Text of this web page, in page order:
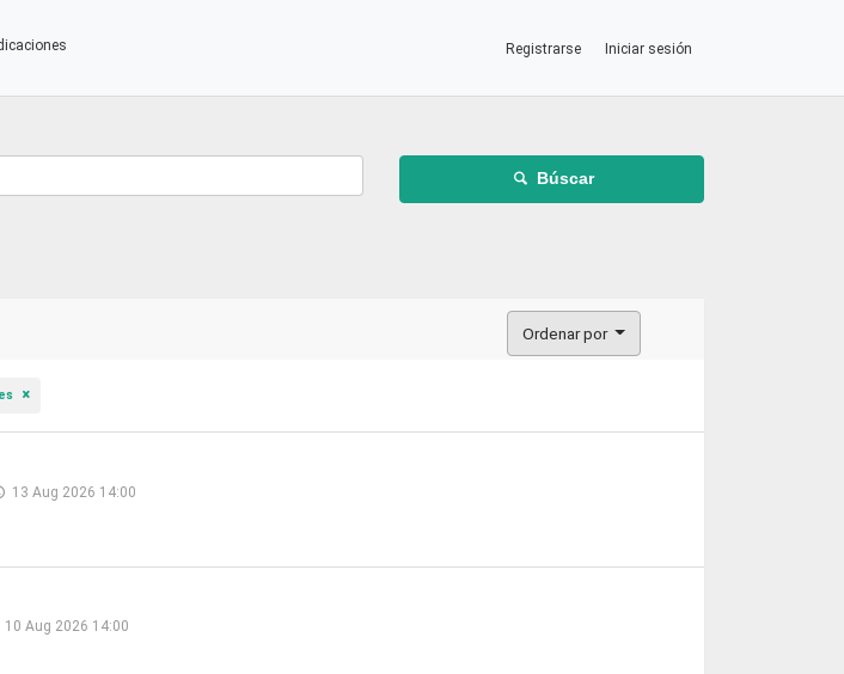
Registrarse Iniciar sesión
Búscar
Ordenar por
13 Aug 2026 14:00
10 Aug 2026 14:00